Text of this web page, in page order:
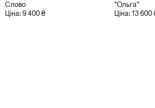
Слово
Ціна: 9 400 ₴
"Ольга"
Ціна: 13 600